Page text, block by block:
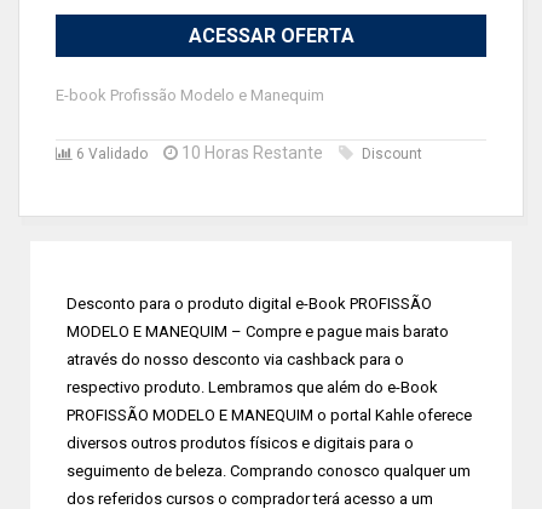
ACESSAR OFERTA
E-book Profissão Modelo e Manequim
6 Validado 10 Horas Restante Discount
Desconto para o produto digital e-Book PROFISSÃO
MODELO E MANEQUIM – Compre e pague mais barato
através do nosso desconto via cashback para o
respectivo produto. Lembramos que além do e-Book
PROFISSÃO MODELO E MANEQUIM o portal Kahle oferece
diversos outros produtos físicos e digitais para o
seguimento de beleza. Comprando conosco qualquer um
dos referidos cursos o comprador terá acesso a um